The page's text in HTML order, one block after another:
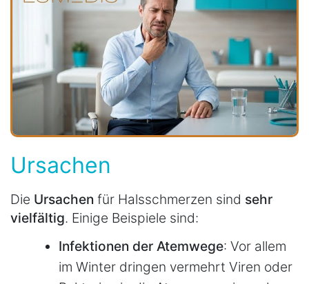
Ursachen
Die Ursachen für Halsschmerzen sind sehr
vielfältig. Einige Beispiele sind:
Infektionen der Atemwege: Vor allem
im Winter dringen vermehrt Viren oder